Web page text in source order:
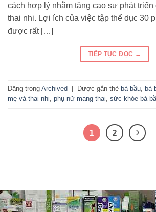
cách hợp lý nhằm tăng cao sự phát triển
thai nhi. Lợi ích của việc tập thể dục 30
được rất […]
TIẾP TỤC ĐỌC →
Đăng trong Archived Được gắn thẻ bà bầu bà
mẹ và thai nhi phụ nữ mang thai sức khỏe bà
1 2